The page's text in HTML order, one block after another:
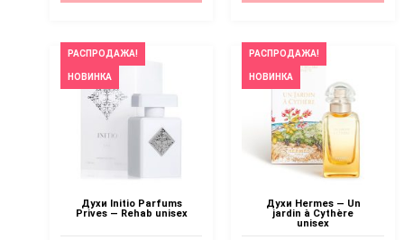
РАСПРОДАЖА!
НОВИНКА
Духи Initio Parfums
Prives — Rehab unisex
РАСПРОДАЖА!
НОВИНКА
Духи Hermes — Un
jardin à Cythère
unisex